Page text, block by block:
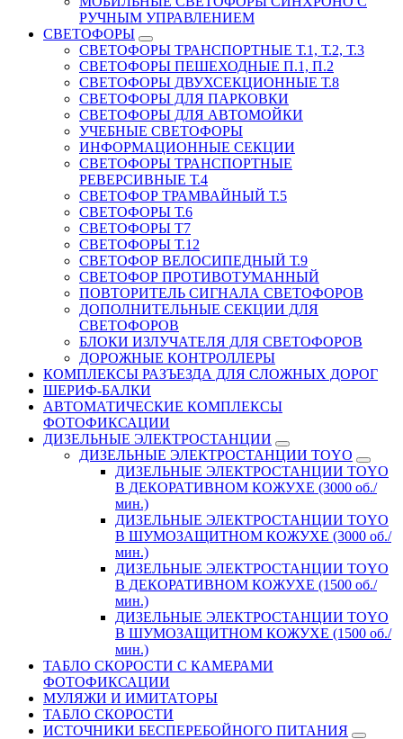
РУЧНЫМ УПРАВЛЕНИЕМ
СВЕТОФОРЫ
СВЕТОФОРЫ ТРАНСПОРТНЫЕ Т.1, Т.2, Т.3
СВЕТОФОРЫ ПЕШЕХОДНЫЕ П.1, П.2
СВЕТОФОРЫ ДВУХСЕКЦИОННЫЕ Т.8
СВЕТОФОРЫ ДЛЯ ПАРКОВКИ
СВЕТОФОРЫ ДЛЯ АВТОМОЙКИ
УЧЕБНЫЕ СВЕТОФОРЫ
ИНФОРМАЦИОННЫЕ СЕКЦИИ
СВЕТОФОРЫ ТРАНСПОРТНЫЕ
РЕВЕРСИВНЫЕ Т.4
СВЕТОФОР ТРАМВАЙНЫЙ Т.5
СВЕТОФОРЫ Т.6
СВЕТОФОРЫ Т7
СВЕТОФОРЫ Т.12
СВЕТОФОР ВЕЛОСИПЕДНЫЙ Т.9
СВЕТОФОР ПРОТИВОТУМАННЫЙ
ПОВТОРИТЕЛЬ СИГНАЛА СВЕТОФОРОВ
ДОПОЛНИТЕЛЬНЫЕ СЕКЦИИ ДЛЯ
СВЕТОФОРОВ
БЛОКИ ИЗЛУЧАТЕЛЯ ДЛЯ СВЕТОФОРОВ
ДОРОЖНЫЕ КОНТРОЛЛЕРЫ
КОМПЛЕКСЫ РАЗЪЕЗДА ДЛЯ СЛОЖНЫХ ДОРОГ
ШЕРИФ-БАЛКИ
АВТОМАТИЧЕСКИЕ КОМПЛЕКСЫ
ФОТОФИКСАЦИИ
ДИЗЕЛЬНЫЕ ЭЛЕКТРОСТАНЦИИ
ДИЗЕЛЬНЫЕ ЭЛЕКТРОСТАНЦИИ TOYO
ДИЗЕЛЬНЫЕ ЭЛЕКТРОСТАНЦИИ TOYO
В ДЕКОРАТИВНОМ КОЖУХЕ (3000 об./
мин.)
ДИЗЕЛЬНЫЕ ЭЛЕКТРОСТАНЦИИ TOYO
В ШУМОЗАЩИТНОМ КОЖУХЕ (3000 об./
мин.)
ДИЗЕЛЬНЫЕ ЭЛЕКТРОСТАНЦИИ TOYO
В ДЕКОРАТИВНОМ КОЖУХЕ (1500 об./
мин.)
ДИЗЕЛЬНЫЕ ЭЛЕКТРОСТАНЦИИ TOYO
В ШУМОЗАЩИТНОМ КОЖУХЕ (1500 об./
мин.)
ТАБЛО СКОРОСТИ С КАМЕРАМИ
ФОТОФИКСАЦИИ
МУЛЯЖИ И ИМИТАТОРЫ
ТАБЛО СКОРОСТИ
ИСТОЧНИКИ БЕСПЕРЕБОЙНОГО ПИТАНИЯ